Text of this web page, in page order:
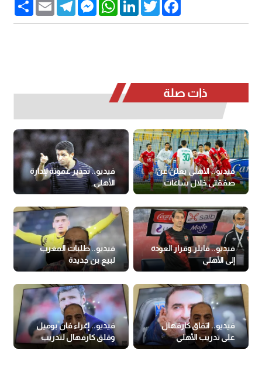
ذات صلة
فيديو.. الأهلي يعلن عن
صفقتي خلال ساعات
فيديو.. تحذير عموتة لإدارة
الأهلي
فيديو.. فايلر وقرار العودة
إلى الأهلي
فيديو.. طلبات المغرب
لبيع بن جديدة
فيديو.. اتفاق كارفهال
على تدريب الأهلي
فيديو.. إغراء فان بوميل
وقلق كارفهال لتدريب
الأهلي